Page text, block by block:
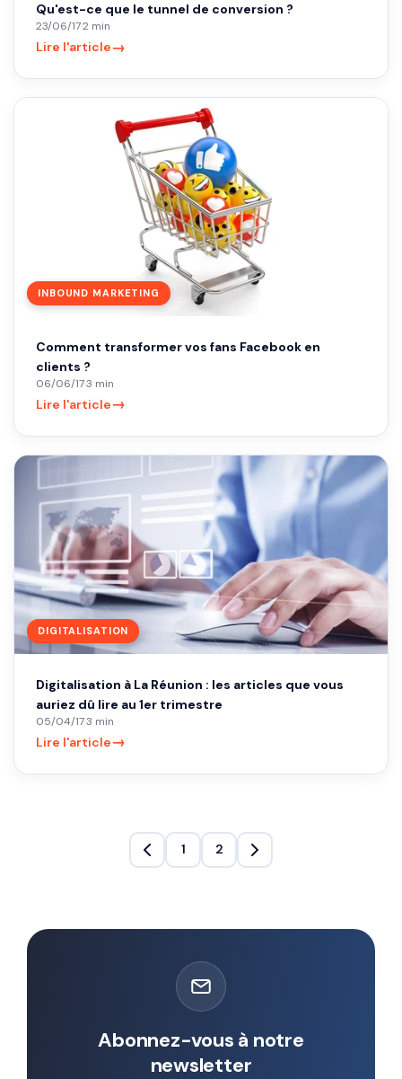
Qu'est-ce que le tunnel de conversion ?
23/06/17·2 min
Lire l'article→
INBOUND MARKETING
Comment transformer vos fans Facebook en
clients ?
06/06/17·3 min
Lire l'article→
DIGITALISATION
Digitalisation à La Réunion : les articles que vous
auriez dû lire au 1er trimestre
05/04/17·3 min
Lire l'article→
1 2
Abonnez-vous à notre
newsletter